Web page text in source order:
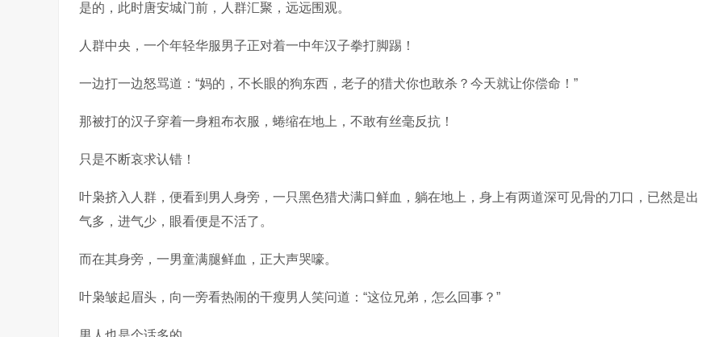
是的，此时唐安城门前，人群汇聚，远远围观。
人群中央，一个年轻华服男子正对着一中年汉子拳打脚踢！
一边打一边怒骂道：“妈的，不长眼的狗东西，老子的猎犬你也敢杀？今天就让你偿命！”
那被打的汉子穿着一身粗布衣服，蜷缩在地上，不敢有丝毫反抗！
只是不断哀求认错！
叶枭挤入人群，便看到男人身旁，一只黑色猎犬满口鲜血，躺在地上，身上有两道深可见骨的刀口，已然是出
气多，进气少，眼看便是不活了。
而在其身旁，一男童满腿鲜血，正大声哭嚎。
叶枭皱起眉头，向一旁看热闹的干瘦男人笑问道：“这位兄弟，怎么回事？”